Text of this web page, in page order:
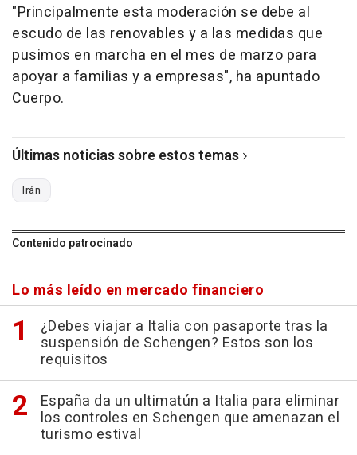
"Principalmente esta moderación se debe al
escudo de las renovables y a las medidas que
pusimos en marcha en el mes de marzo para
apoyar a familias y a empresas", ha apuntado
Cuerpo.
Últimas noticias sobre estos temas
Irán
Contenido patrocinado
Lo más leído en mercado financiero
¿Debes viajar a Italia con pasaporte tras la
suspensión de Schengen? Estos son los
requisitos
España da un ultimatún a Italia para eliminar
los controles en Schengen que amenazan el
turismo estival